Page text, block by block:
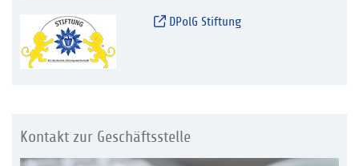
DPolG Stiftung
Kontakt zur Geschäftsstelle